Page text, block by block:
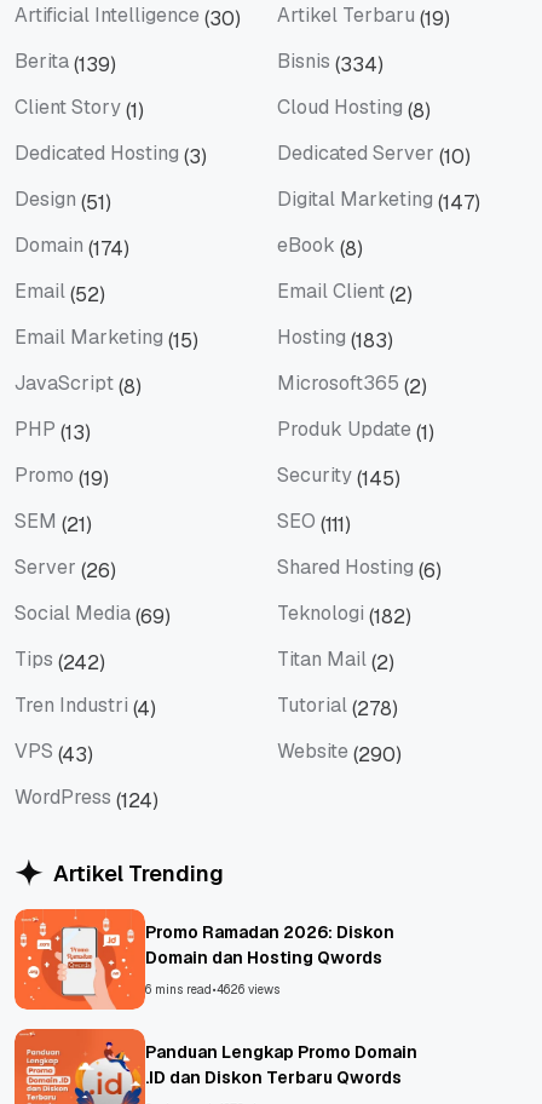
Artificial Intelligence (30) Artikel Terbaru (19)
Berita(139) Bisnis (334)
Client Story(1) Cloud Hosting (8)
Dedicated Hosting (3) Dedicated Server (10)
Design (51) Digital Marketing (147)
Domain (174) eBook (8)
Email(52) Email Client(2)
Email Marketing (15) Hosting (183)
JavaScript(8) Microsoft365 (2)
PHP (13) Produk Update (1)
Promo (19) Security(145)
SEM (21) SEO (111)
Server (26) Shared Hosting (6)
Social Media(69) Teknologi (182)
Tips (242) Titan Mail(2)
Tren Industri (4) Tutorial(278)
VPS (43) Website (290)
WordPress (124)
Artikel Trending
Promo Ramadan 2026: Diskon
Domain dan Hosting Qwords
6 mins read•4626 views
Panduan Lengkap Promo Domain
.ID dan Diskon Terbaru Qwords